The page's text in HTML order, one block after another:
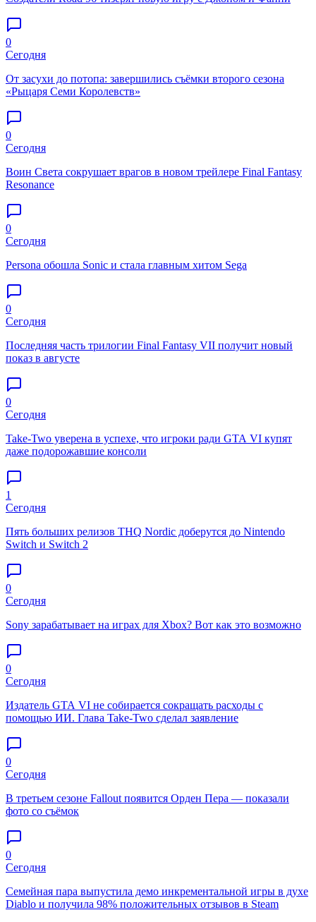
0
Сегодня
От засухи до потопа: завершились съёмки второго сезона
«Рыцаря Семи Королевств»
0
Сегодня
Воин Света сокрушает врагов в новом трейлере Final Fantasy
Resonance
0
Сегодня
Persona обошла Sonic и стала главным хитом Sega
0
Сегодня
Последняя часть трилогии Final Fantasy VII получит новый
показ в августе
0
Сегодня
Take-Two уверена в успехе, что игроки ради GTA VI купят
даже подорожавшие консоли
1
Сегодня
Пять больших релизов THQ Nordic доберутся до Nintendo
Switch и Switch 2
0
Сегодня
Sony зарабатывает на играх для Xbox? Вот как это возможно
0
Сегодня
Издатель GTA VI не собирается сокращать расходы с
помощью ИИ. Глава Take-Two сделал заявление
0
Сегодня
В третьем сезоне Fallout появится Орден Пера — показали
фото со съёмок
0
Сегодня
Семейная пара выпустила демо инкрементальной игры в духе
Diablo и получила 98% положительных отзывов в Steam